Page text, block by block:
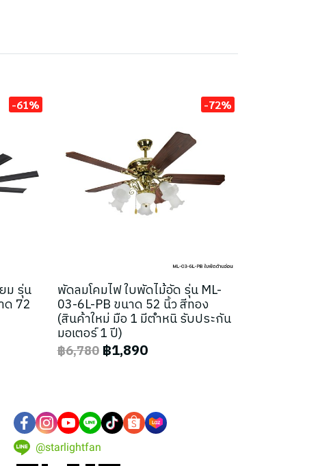
-61%
ม รุ่น
ด 72
-72%
พัดลมโคมไฟ ใบพัดไม้อัด รุ่น ML-
03-6L-PB ขนาด 52 นิ้ว สีทอง
(สินค้าใหม่ มือ 1 มีตำหนิ รับประกัน
มอเตอร์ 1 ปี)
฿6,780 ฿1,890
@starlightfan